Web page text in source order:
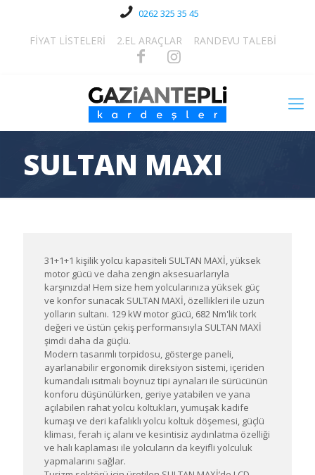
0262 325 35 45
FİYAT LİSTELERİ 2.EL ARAÇLAR RANDEVU TALEBİ
SULTAN MAXI
31+1+1 kişilik yolcu kapasiteli SULTAN MAXİ, yüksek
motor gücü ve daha zengin aksesuarlarıyla
karşınızda! Hem size hem yolcularınıza yüksek güç
ve konfor sunacak SULTAN MAXİ, özellikleri ile uzun
yolların sultanı. 129 kW motor gücü, 682 Nm'lik tork
değeri ve üstün çekiş performansıyla SULTAN MAXİ
şimdi daha da güçlü.
Modern tasarımlı torpidosu, gösterge paneli,
ayarlanabilir ergonomik direksiyon sistemi, içeriden
kumandalı ısıtmalı boynuz tipi aynaları ile sürücünün
konforu düşünülürken, geriye yatabilen ve yana
açılabilen rahat yolcu koltukları, yumuşak kadife
kumaşı ve deri kafalıklı yolcu koltuk döşemesi, güçlü
kliması, ferah iç alanı ve kesintisiz aydınlatma özelliği
ve halı kaplaması ile yolcuların da keyifli yolculuk
yapmalarını sağlar.